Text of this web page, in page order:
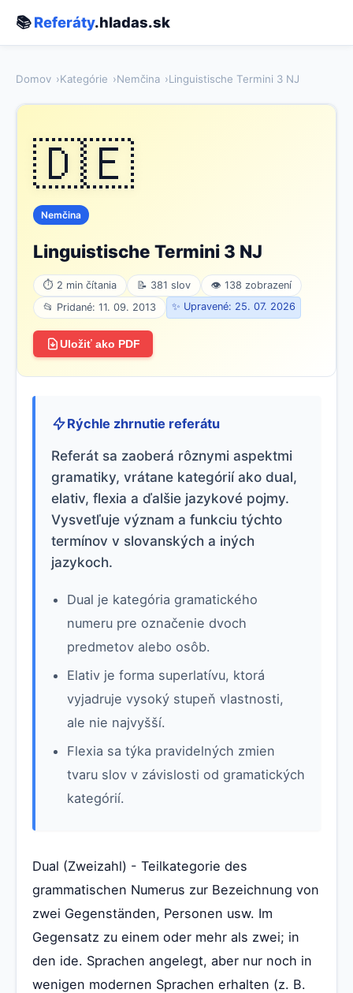
📚Referáty.hladas.sk
Domov Kategórie Nemčina Linguistische Termini 3 NJ
🇩🇪
Nemčina
Linguistische Termini 3 NJ
⏱ 2 min čítania 📝 381 slov
👁 138 zobrazení
📂 Pridané: 11. 09. 2013
✨ Upravené: 25. 07. 2026
Uložiť ako PDF
Rýchle zhrnutie referátu
Referát sa zaoberá rôznymi aspektmi
gramatiky, vrátane kategórií ako dual,
elativ, flexia a ďalšie jazykové pojmy.
Vysvetľuje význam a funkciu týchto
termínov v slovanských a iných
jazykoch.
Dual je kategória gramatického
numeru pre označenie dvoch
predmetov alebo osôb.
Elativ je forma superlatívu, ktorá
vyjadruje vysoký stupeň vlastnosti,
ale nie najvyšší.
Flexia sa týka pravidelných zmien
tvaru slov v závislosti od gramatických
kategórií.
Dual (Zweizahl) - Teilkategorie des
grammatischen Numerus zur Bezeichnung von
zwei Gegenständen, Personen usw. Im
Gegensatz zu einem oder mehr als zwei; in
den ide. Sprachen angelegt, aber nur noch in
wenigen modernen Sprachen erhalten (z. B.